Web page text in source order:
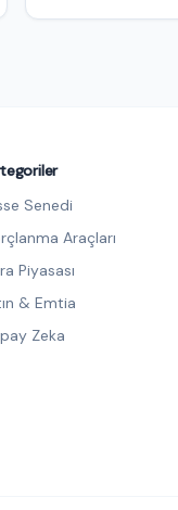
Senedi
Araçları
Piyasası
& Emtia
Zeka